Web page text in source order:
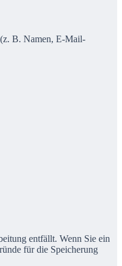
B. Namen, E-Mail-
entfällt. Wenn Sie ein
für die Speicherung